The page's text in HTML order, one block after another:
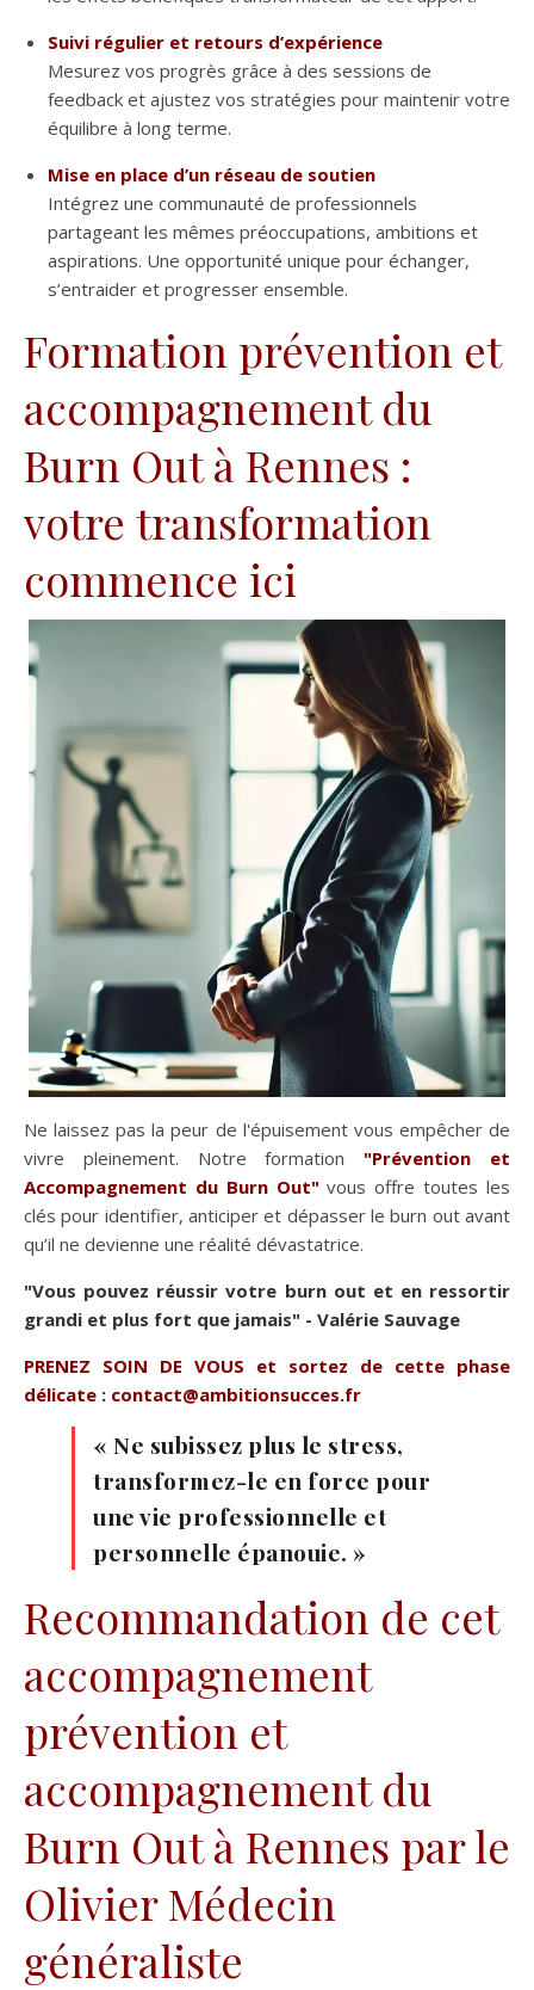
Suivi régulier et retours d’expérience
Mesurez vos progrès grâce à des sessions de
feedback et ajustez vos stratégies pour maintenir votre
équilibre à long terme.
Mise en place d’un réseau de soutien
Intégrez une communauté de professionnels
partageant les mêmes préoccupations, ambitions et
aspirations. Une opportunité unique pour échanger,
s’entraider et progresser ensemble.
Formation prévention et
accompagnement du
Burn Out à Rennes :
votre transformation
commence ici
Ne laissez pas la peur de l'épuisement vous empêcher de
vivre pleinement. Notre formation "Prévention et
Accompagnement du Burn Out" vous offre toutes les
clés pour identifier, anticiper et dépasser le burn out avant
qu’il ne devienne une réalité dévastatrice.
"Vous pouvez réussir votre burn out et en ressortir
grandi et plus fort que jamais" - Valérie Sauvage
PRENEZ SOIN DE VOUS et sortez de cette phase
délicate : contact@ambitionsucces.fr
« Ne subissez plus le stress,
transformez-le en force pour
une vie professionnelle et
personnelle épanouie. »
Recommandation de cet
accompagnement
prévention et
accompagnement du
Burn Out à Rennes par le
Olivier Médecin
généraliste